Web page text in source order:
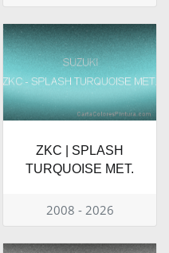
ZKC | SPLASH
TURQUOISE MET.
2008 - 2026